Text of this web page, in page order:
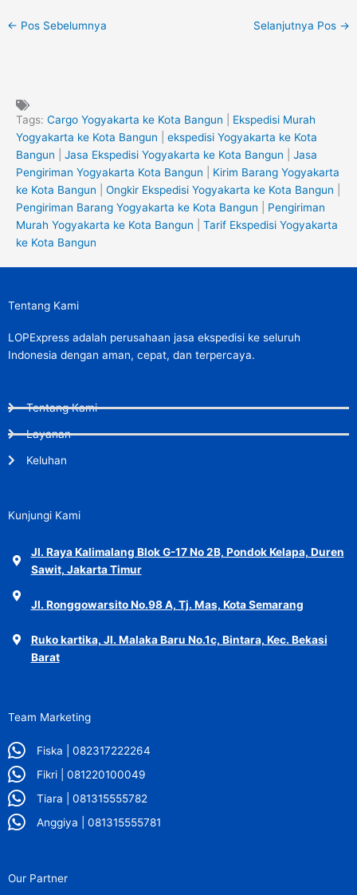
← Pos Sebelumnya Selanjutnya Pos →
Tags: Cargo Yogyakarta ke Kota Bangun
Ekspedisi Murah
Yogyakarta ke Kota Bangun
ekspedisi Yogyakarta ke Kota
Bangun
Jasa Ekspedisi Yogyakarta ke Kota Bangun
Jasa
Pengiriman Yogyakarta Kota Bangun
Kirim Barang Yogyakarta
ke Kota Bangun
Ongkir Ekspedisi Yogyakarta ke Kota Bangun
Pengiriman Barang Yogyakarta ke Kota Bangun
Pengiriman
Murah Yogyakarta ke Kota Bangun
Tarif Ekspedisi Yogyakarta
ke Kota Bangun
Tentang Kami
LOPExpress adalah perusahaan jasa ekspedisi ke seluruh
Indonesia dengan aman, cepat, dan terpercaya.
Tentang Kami
Layanan
Keluhan
Kunjungi Kami
Jl. Raya Kalimalang Blok G-17 No 2B, Pondok Kelapa, Duren
Sawit, Jakarta Timur
Jl. Ronggowarsito No.98 A, Tj. Mas, Kota Semarang
Ruko kartika, Jl. Malaka Baru No.1c, Bintara, Kec. Bekasi
Barat
Team Marketing
Fiska | 082317222264
Fikri | 081220100049
Tiara | 081315555782
Anggiya | 081315555781
Our Partner